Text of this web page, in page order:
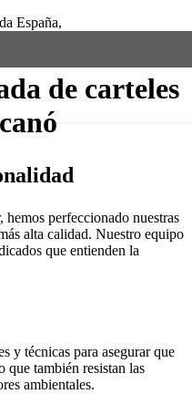
España,
de carteles
hemos perfeccionado nuestras
alta calidad. Nuestro equipo
que entienden la
y técnicas para asegurar que
que también resistan las
ambientales.